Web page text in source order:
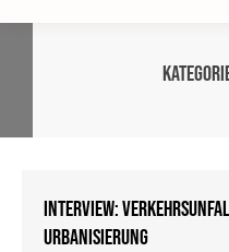
Interview:
Urbanisierung